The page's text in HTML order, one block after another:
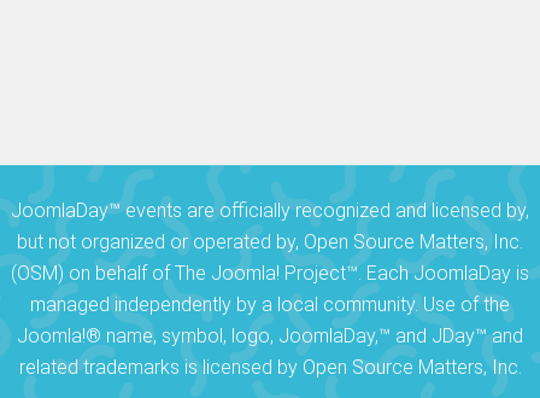
JoomlaDay™ events are officially recognized and licensed by,
but not organized or operated by, Open Source Matters, Inc.
(OSM) on behalf of The Joomla! Project™. Each JoomlaDay is
managed independently by a local community. Use of the
Joomla!® name, symbol, logo, JoomlaDay,™ and JDay™ and
related trademarks is licensed by Open Source Matters, Inc.